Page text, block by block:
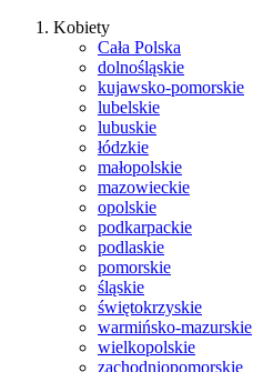
Kobiety
Cała Polska
dolnośląskie
kujawsko-pomorskie
lubelskie
lubuskie
łódzkie
małopolskie
mazowieckie
opolskie
podkarpackie
podlaskie
pomorskie
śląskie
świętokrzyskie
warmińsko-mazurskie
wielkopolskie
zachodniopomorskie